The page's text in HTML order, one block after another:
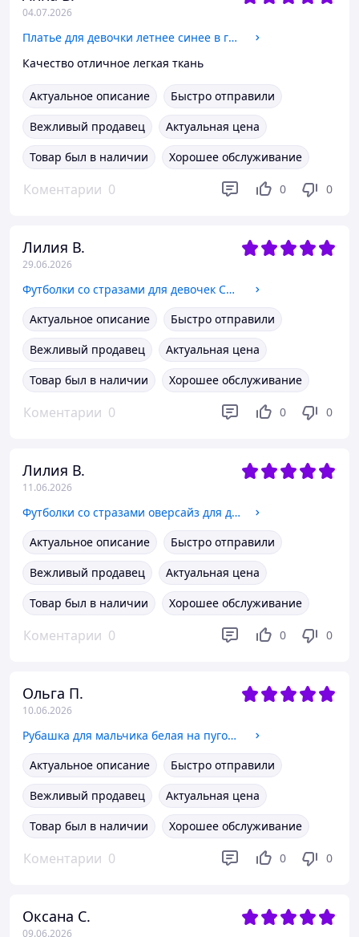
04.07.2026
Платье для девочки летнее синее в горошек SmileTime Gloria 140
Качество отличное легкая ткань
Актуальное описание
Быстро отправили
Вежливый продавец
Актуальная цена
Товар был в наличии
Хорошее обслуживание
Коментарии 0 0 0
Лилия В.
29.06.2026
Футболки со стразами для девочек Смайл Тайм SmileTime Белый, 158
Актуальное описание
Быстро отправили
Вежливый продавец
Актуальная цена
Товар был в наличии
Хорошее обслуживание
Коментарии 0 0 0
Лилия В.
11.06.2026
Футболки со стразами оверсайз для девочек свободная Смайл Тайм SmileTime Белый, 170
Актуальное описание
Быстро отправили
Вежливый продавец
Актуальная цена
Товар был в наличии
Хорошее обслуживание
Коментарии 0 0 0
Ольга П.
10.06.2026
Рубашка для мальчика белая на пуговицах с длинным рукавом Modern SmileTime
Актуальное описание
Быстро отправили
Вежливый продавец
Актуальная цена
Товар был в наличии
Хорошее обслуживание
Коментарии 0 0 0
Оксана С.
09.06.2026